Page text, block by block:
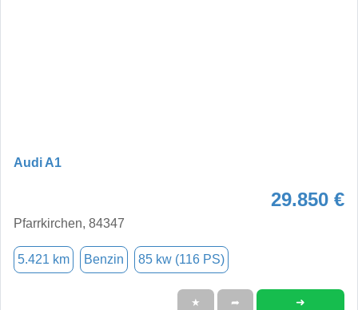
Audi A1
29.850 €
Pfarrkirchen, 84347
5.421 km Benzin 85 kw (116 PS)
★ ➦ ➜